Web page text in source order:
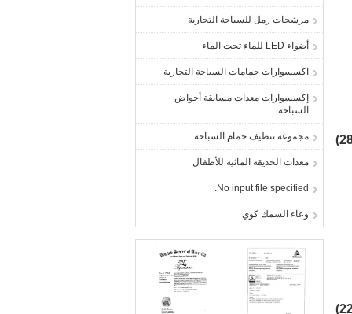
مرشحات رمل للسباحة التجارية
أضواء LED للماء تحت الماء
اكسسوارات حمامات السباحة التجارية
إكسسوارات معدات مسابقة أحواض
السباحة
مجموعة تنظيف حمام السباحة
معدات الحديقة المائية للأطفال
No input file specified.
وعاء السمك كوي